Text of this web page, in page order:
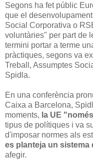
Segons ha fet públic
que el
Social Corporativa o
voluntàries" per part de
termini portar a terme
pràctiques, segons va
Treball, Assumptes
Spidla.
En una conferència
Caixa a Barcelona,
moments, la UE
tipus de polítiques i va
d'imposar normes als
es planteja un
afegir.